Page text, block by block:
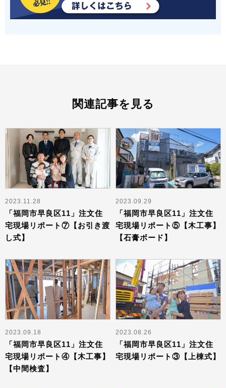
関連記事を見る
2023.11.28
「福岡市早良区11」注文住
宅現場リポート⑦【お引き渡
し式】
2023.09.29
「福岡市早良区11」注文住
宅現場リポート⑤【木工事】
【石膏ボード】
2023.09.18
「福岡市早良区11」注文住
宅現場リポート④【木工事】
【中間検査】
2023.08.26
「福岡市早良区11」注文住
宅現場リポート③【上棟式】